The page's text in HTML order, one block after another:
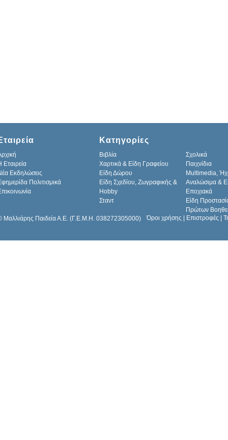
Εταιρεία
Εκδηλώσεις
Πολιτισμικά
Κατηγορίες
Βιβλία
Σχολικά
Χαρτικά & Είδη Γραφείου
Παιχνίδια
Είδη Δώρου
Multimedia,
Είδη Σχεδίου, Ζωγραφικής &
Hobby
Αναλώσιμα &
Εποχιακά
Σταντ
Είδη
Πρώτων
Μαλλιάρης Παιδεία Α.Ε. (Γ.Ε.Μ.Η. 038272305000)
Όροι χρήσης Επιστροφές